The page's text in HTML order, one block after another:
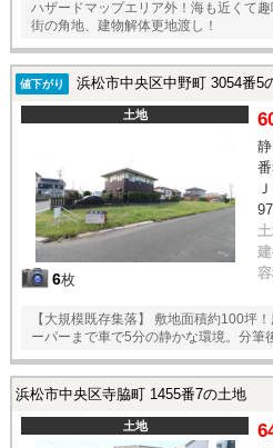
ハザードマップエリア外！海も近くて
街の角地、建物解体更地渡し！
値下がり 浜松市中央区中野町 3054番5
土地
6枚
【大規模既存集落】 敷地面積約100坪
ーパーまで車で5分の静かな環境。分筆
浜松市中央区寺脇町 1455番7の土地
土地